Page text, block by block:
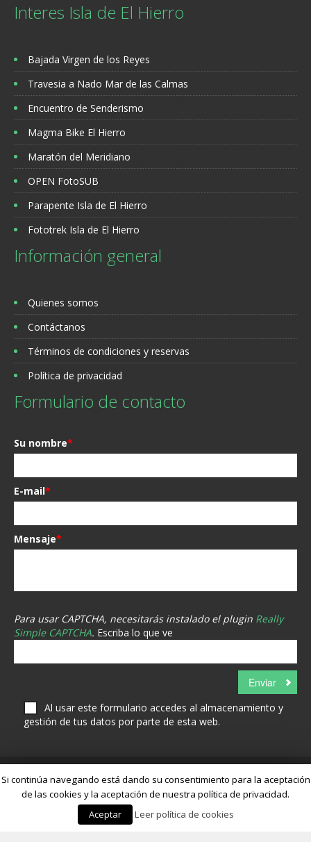
Interes Isla de El Hierro
Bajada Virgen de los Reyes
Travesia a Nado Mar de las Calmas
Encuentro de Senderismo
Magma Bike El Hierro
Maratón del Meridiano
OPEN FotoSUB
Parapente Isla de El Hierro
Fototrek Isla de El Hierro
Información general
Quienes somos
Contáctanos
Términos de condiciones y reservas
Política de privacidad
Formulario de contacto
Su nombre*
E-mail*
Mensaje*
Para usar CAPTCHA, necesitarás instalado el plugin Really
Simple CAPTCHA. Escriba lo que ve
Al usar este formulario accedes al almacenamiento y
gestión de tus datos por parte de esta web.
Si continúa navegando está dando su consentimiento para la aceptación
de las cookies y la aceptación de nuestra política de privacidad.
Aceptar
Leer política de cookies